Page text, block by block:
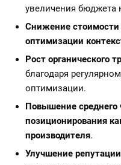
увеличения бюджета
Снижение стоимости
оптимизации
Рост органического
благодаря
оптимизации.
Повышение среднего
позиционирования
производителя.
Улучшение